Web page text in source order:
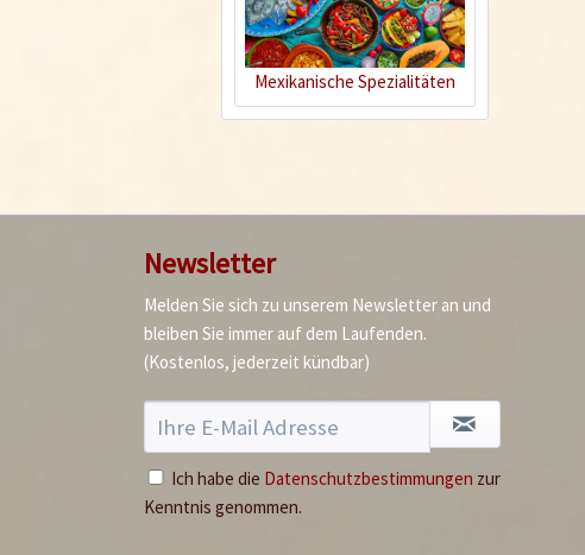
Wissen
Mexikanische Spezialitäten
Newsletter
Melden Sie sich zu unserem Newsletter an und
bleiben Sie immer auf dem Laufenden.
(Kostenlos, jederzeit kündbar)
Ich habe die Datenschutzbestimmungen zur
Kenntnis genommen.